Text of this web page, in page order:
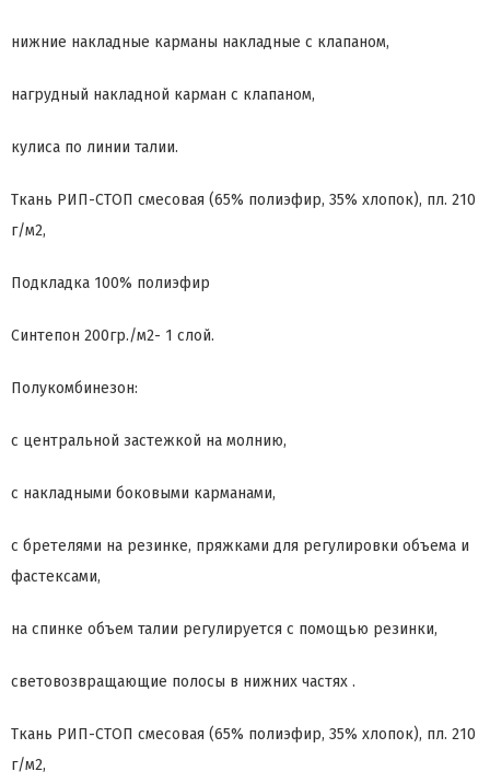
нижние накладные карманы накладные с клапаном,
нагрудный накладной карман с клапаном,
кулиса по линии талии.
Ткань РИП-СТОП смесовая (65% полиэфир, 35% хлопок), пл. 210
г/м2,
Подкладка 100% полиэфир
Синтепон 200гр./м2- 1 слой.
Полукомбинезон:
с центральной застежкой на молнию,
с накладными боковыми карманами,
с бретелями на резинке, пряжками для регулировки объема и
фастексами,
на спинке объем талии регулируется с помощью резинки,
световозвращающие полосы в нижних частях .
Ткань РИП-СТОП смесовая (65% полиэфир, 35% хлопок), пл. 210
г/м2,